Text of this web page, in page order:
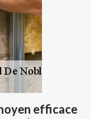
efficace